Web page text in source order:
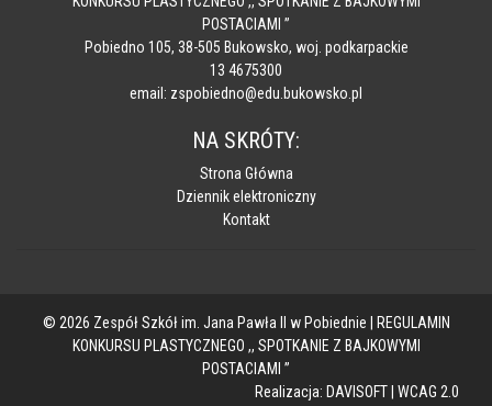
POSTACIAMI ”
Pobiedno 105, 38-505 Bukowsko, woj. podkarpackie
13 4675300
email: zspobiedno@edu.bukowsko.pl
NA SKRÓTY:
Strona Główna
Dziennik elektroniczny
Kontakt
© 2026 Zespół Szkół im. Jana Pawła II w Pobiednie | REGULAMIN
KONKURSU PLASTYCZNEGO ,, SPOTKANIE Z BAJKOWYMI
POSTACIAMI ”
Realizacja: DAVISOFT WCAG 2.0